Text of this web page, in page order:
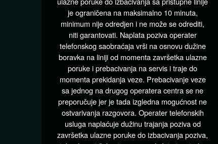
je ograničena na maksimalno 10 minuta,
minimum nije odredjen i ne može se odrediti,
niti garantovati. Naplata poziva operater
telefonskog saobraćaja vrši na osnovu dužine
boravka na liniji od momenta završetka ulazne
poruke i prebacivanja na servis i traje do
momenta prekidanja veze. Prebacivanje veze
sa jednog na drugog operatera centra se ne
preporučuje jer je tada izgledna mogućnost ne
ostvarivanja razgovora. Operater telefonskih
usluga naplaćuje dužinu trajanja poziva od
završetka ulazne poruke do izbacivanja poziva,